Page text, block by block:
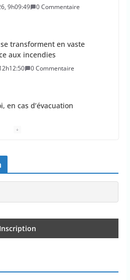
transforment en vaste
aux incendies
en cas d’évacuation
Landes, la monoculture de
à Google une amende de
0 Commentaire
être amenées à